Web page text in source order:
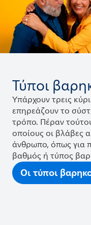
Τύποι
Υπάρχουν τρεις
επηρεάζουν το
τρόπο. Πέραν
οποίους οι βλάβες
άνθρωπο, όπως για
βαθμός ή τύπος
Οι τύποι